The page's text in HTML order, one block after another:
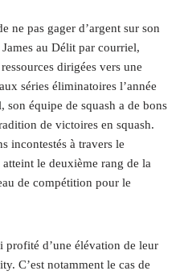
ne pas gager d’argent sur son
au Délit par courriel,
dirigées vers une
séries éliminatoires l’année
équipe de squash a de bons
de victoires en squash.
incontestés à travers le
le deuxième rang de la
de compétition pour le
profité d’une élévation de leur
C’est notamment le cas de